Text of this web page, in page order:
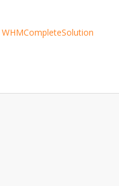
WHMCompleteSolution